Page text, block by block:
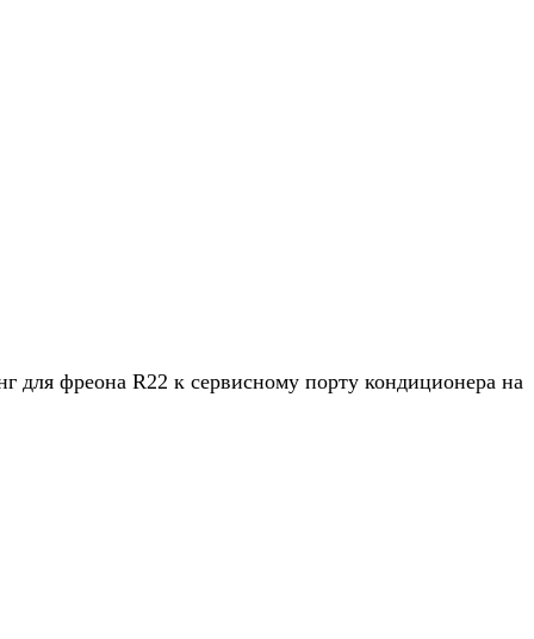
для фреона R22 к сервисному порту кондиционера на